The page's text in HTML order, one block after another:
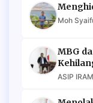
Moh
MBG
ASIP